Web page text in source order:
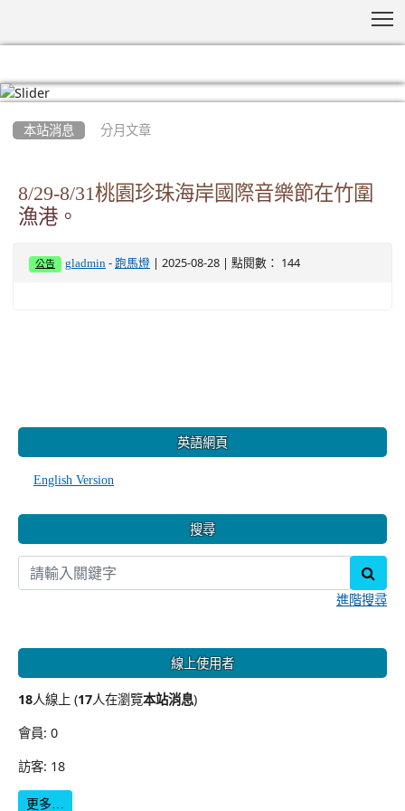
本站消息 分月文章
8/29-8/31桃園珍珠海岸國際音樂節在竹圍
漁港。
公告 gladmin - 跑馬燈 | 2025-08-28 | 點閱數： 144
英語網頁
English Version
搜尋
進階搜尋
線上使用者
18人線上 (17人在瀏覽本站消息)
會員: 0
訪客: 18
更多…